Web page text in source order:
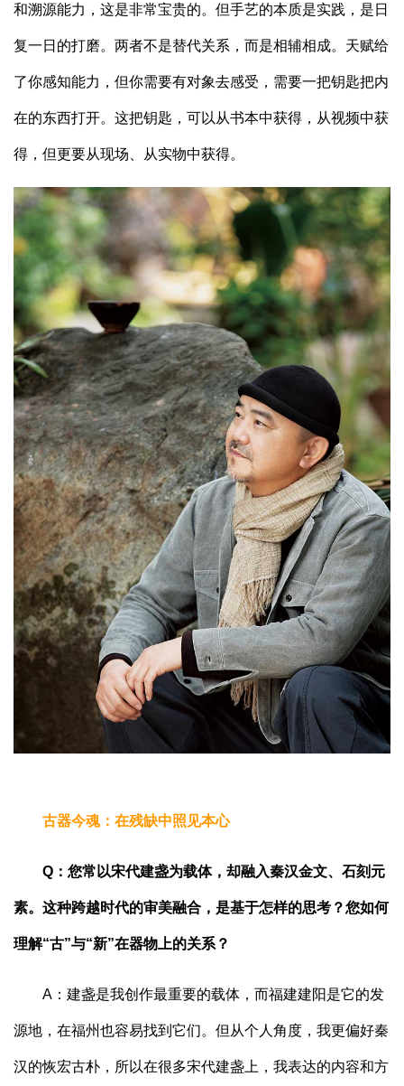
和溯源能力，这是非常宝贵的。但手艺的本质是实践，是日
复一日的打磨。两者不是替代关系，而是相辅相成。天赋给
了你感知能力，但你需要有对象去感受，需要一把钥匙把内
在的东西打开。这把钥匙，可以从书本中获得，从视频中获
得，但更要从现场、从实物中获得。
古器今魂：在残缺中照见本心
Q：您常以宋代建盏为载体，却融入秦汉金文、石刻元
素。这种跨越时代的审美融合，是基于怎样的思考？您如何
理解“古”与“新”在器物上的关系？
A：建盏是我创作最重要的载体，而福建建阳是它的发
源地，在福州也容易找到它们。但从个人角度，我更偏好秦
汉的恢宏古朴，所以在很多宋代建盏上，我表达的内容和方